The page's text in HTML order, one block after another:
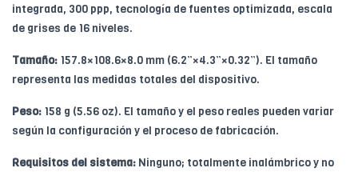
integrada, 300 ppp, tecnología de fuentes optimizada, escala
de grises de 16 niveles.
Tamaño: 157.8×108.6×8.0 mm (6.2”×4.3”×0.32”). El tamaño
representa las medidas totales del dispositivo.
Peso: 158 g (5.56 oz). El tamaño y el peso reales pueden variar
según la configuración y el proceso de fabricación.
Requisitos del sistema: Ninguno; totalmente inalámbrico y no